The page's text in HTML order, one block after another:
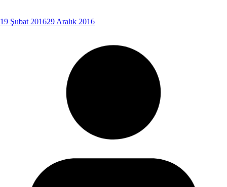
19 Şubat 201629 Aralık 2016